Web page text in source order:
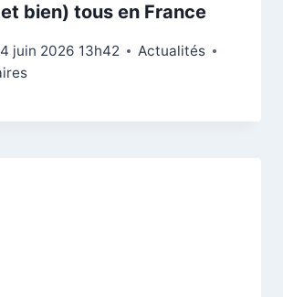
bien) tous en France
juin 2026 13h42
Actualités